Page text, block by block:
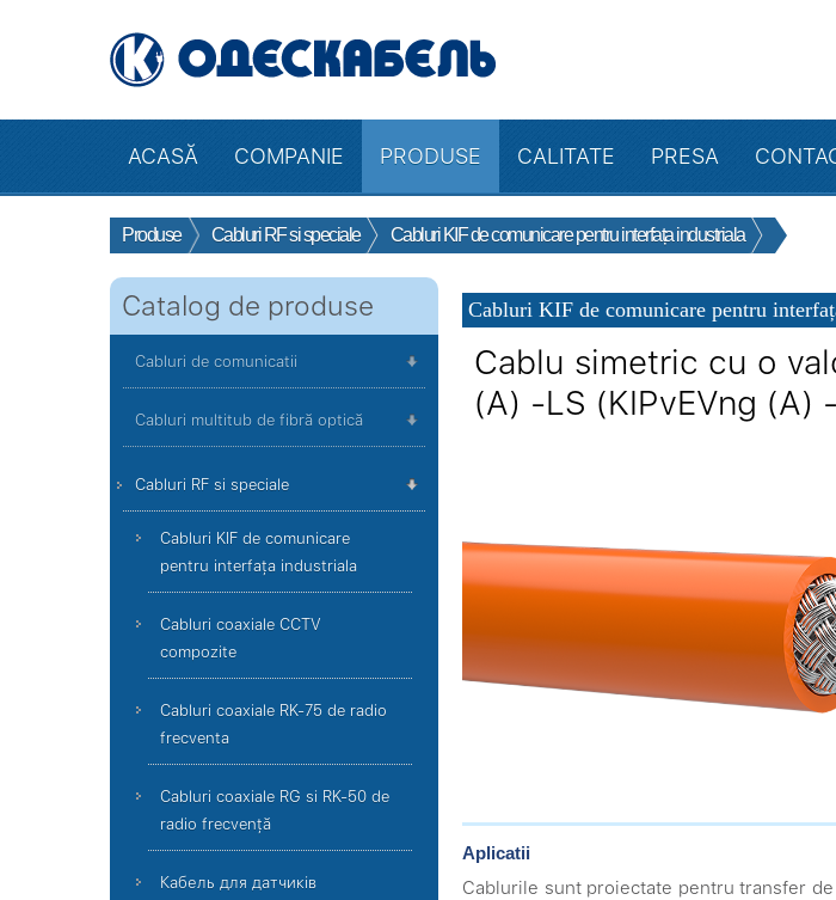
ACASĂ COMPANIE PRODUSE CALITATE PRESA
Produse Cabluri RF si speciale Cabluri KIF de comunicare pentru interfața industriala
Catalog de produse
Cabluri de comunicatii
Cabluri multitub de fibră optică
Cabluri RF si speciale
Cabluri KIF de comunicare
pentru interfața industriala
Cabluri coaxiale CCTV
compozite
Cabluri coaxiale RK-75 de radio
frecventa
Cabluri coaxiale RG si RK-50 de
radio frecvență
Кабель для датчиків
Cabluri KIF de comunicare pentru
Cablu simetric cu o
(A) -LS (KIPvEVng (A)
Aplicatii
Cablurile sunt proiectate pentru transfer